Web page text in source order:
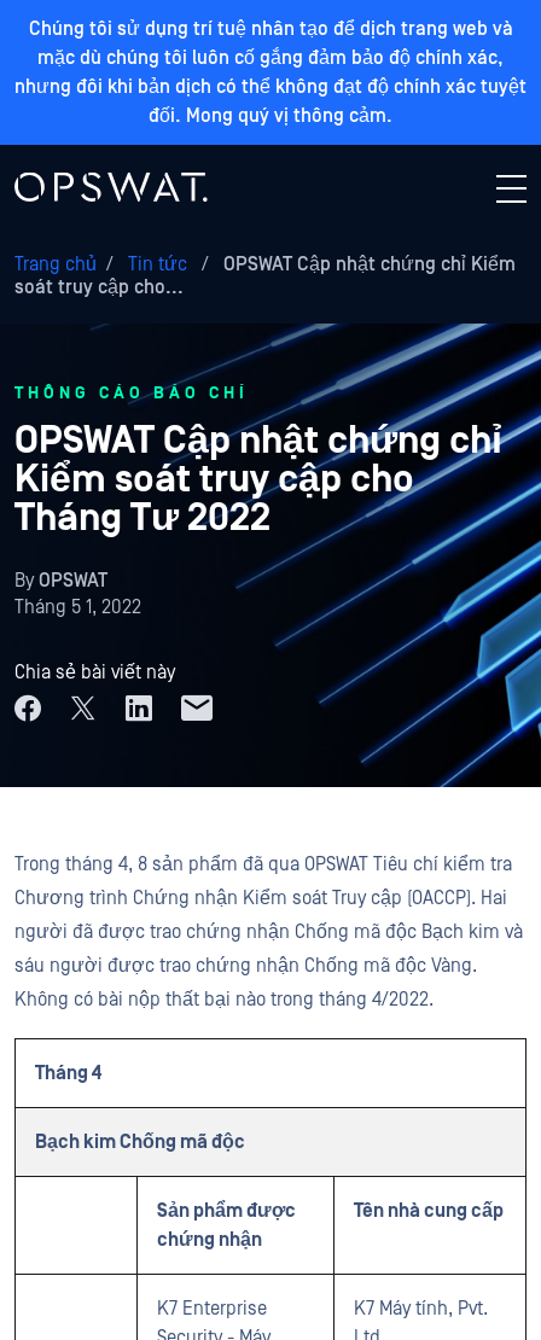
Chúng tôi sử dụng trí tuệ nhân tạo để dịch trang web và
mặc dù chúng tôi luôn cố gắng đảm bảo độ chính xác,
nhưng đôi khi bản dịch có thể không đạt độ chính xác tuyệt
đối. Mong quý vị thông cảm.
Trang chủ / Tin tức /
OPSWAT Cập nhật chứng chỉ Kiểm
soát truy cập cho...
THÔNG CÁO BÁO CHÍ
OPSWAT Cập nhật chứng chỉ
Kiểm soát truy cập cho
Tháng Tư 2022
ByOPSWAT
Tháng 5 1, 2022
Chia sẻ bài viết này
Trong tháng 4, 8 sản phẩm đã qua OPSWAT Tiêu chí kiểm tra
Chương trình Chứng nhận Kiểm soát Truy cập (OACCP). Hai
người đã được trao chứng nhận Chống mã độc Bạch kim và
sáu người được trao chứng nhận Chống mã độc Vàng.
Không có bài nộp thất bại nào trong tháng 4/2022.
Tháng 4
Bạch kim Chống mã độc
Sản phẩm được
chứng nhận
Tên nhà cung cấp
K7 Enterprise
K7 Máy tính, Pvt.